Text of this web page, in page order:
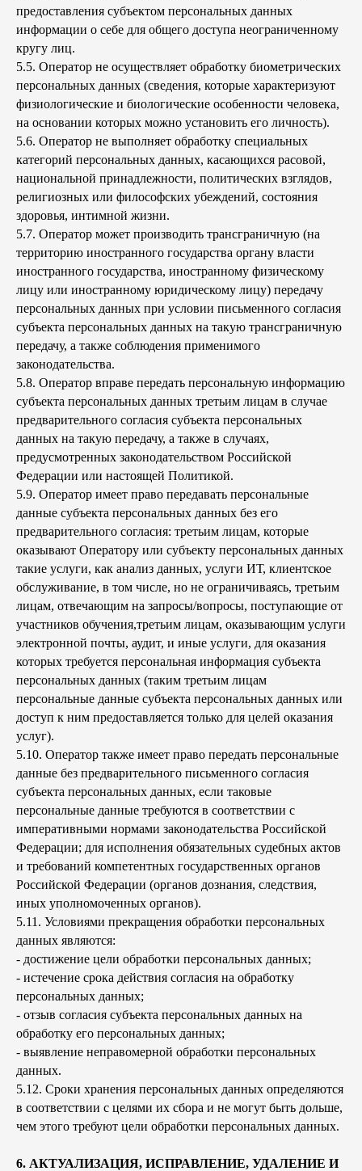
предоставления субъектом персональных данных
информации о себе для общего доступа неограниченному
кругу лиц.
5.5. Оператор не осуществляет обработку биометрических
персональных данных (сведения, которые характеризуют
физиологические и биологические особенности человека,
на основании которых можно установить его личность).
5.6. Оператор не выполняет обработку специальных
категорий персональных данных, касающихся расовой,
национальной принадлежности, политических взглядов,
религиозных или философских убеждений, состояния
здоровья, интимной жизни.
5.7. Оператор может производить трансграничную (на
территорию иностранного государства органу власти
иностранного государства, иностранному физическому
лицу или иностранному юридическому лицу) передачу
персональных данных при условии письменного согласия
субъекта персональных данных на такую трансграничную
передачу, а также соблюдения применимого
законодательства.
5.8. Оператор вправе передать персональную информацию
субъекта персональных данных третьим лицам в случае
предварительного согласия субъекта персональных
данных на такую передачу, а также в случаях,
предусмотренных законодательством Российской
Федерации или настоящей Политикой.
5.9. Оператор имеет право передавать персональные
данные субъекта персональных данных без его
предварительного согласия: третьим лицам, которые
оказывают Оператору или субъекту персональных данных
такие услуги, как анализ данных, услуги ИТ, клиентское
обслуживание, в том числе, но не ограничиваясь, третьим
лицам, отвечающим на запросы/вопросы, поступающие от
участников обучения,третьим лицам, оказывающим услуги
электронной почты, аудит, и иные услуги, для оказания
которых требуется персональная информация субъекта
персональных данных (таким третьим лицам
персональные данные субъекта персональных данных или
доступ к ним предоставляется только для целей оказания
услуг).
5.10. Оператор также имеет право передать персональные
данные без предварительного письменного согласия
субъекта персональных данных, если таковые
персональные данные требуются в соответствии с
императивными нормами законодательства Российской
Федерации; для исполнения обязательных судебных актов
и требований компетентных государственных органов
Российской Федерации (органов дознания, следствия,
иных уполномоченных органов).
5.11. Условиями прекращения обработки персональных
данных являются:
- достижение цели обработки персональных данных;
- истечение срока действия согласия на обработку
персональных данных;
- отзыв согласия субъекта персональных данных на
обработку его персональных данных;
- выявление неправомерной обработки персональных
данных.
5.12. Сроки хранения персональных данных определяются
в соответствии с целями их сбора и не могут быть дольше,
чем этого требуют цели обработки персональных данных.
6. АКТУАЛИЗАЦИЯ, ИСПРАВЛЕНИЕ, УДАЛЕНИЕ И